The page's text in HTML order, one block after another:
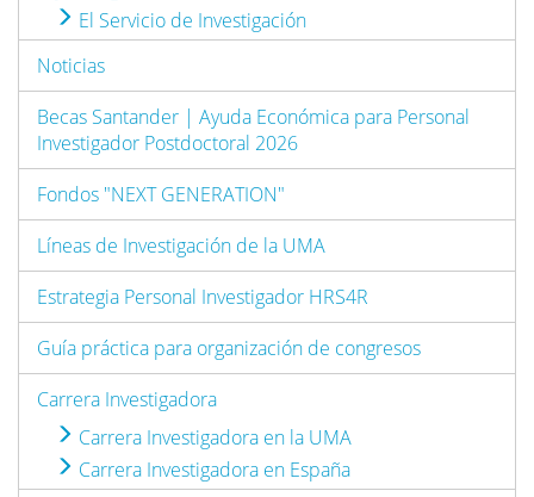
El Servicio de Investigación
Noticias
Becas Santander | Ayuda Económica para Personal
Investigador Postdoctoral 2026
Fondos "NEXT GENERATION"
Líneas de Investigación de la UMA
Estrategia Personal Investigador HRS4R
Guía práctica para organización de congresos
Carrera Investigadora
Carrera Investigadora en la UMA
Carrera Investigadora en España